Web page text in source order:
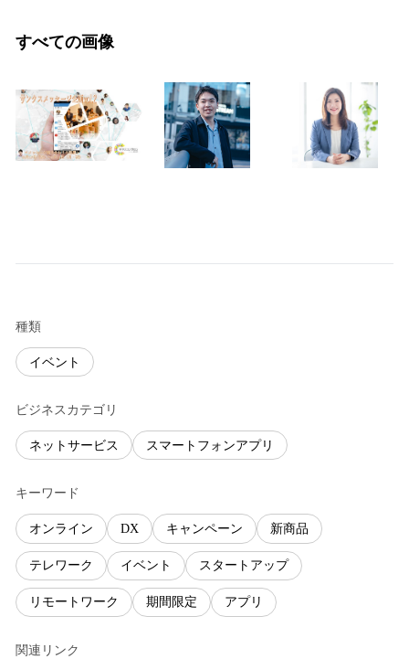
すべての画像
種類
イベント
ビジネスカテゴリ
ネットサービス スマートフォンアプリ
キーワード
オンライン DX キャンペーン 新商品
テレワーク イベント スタートアップ
リモートワーク 期間限定 アプリ
関連リンク